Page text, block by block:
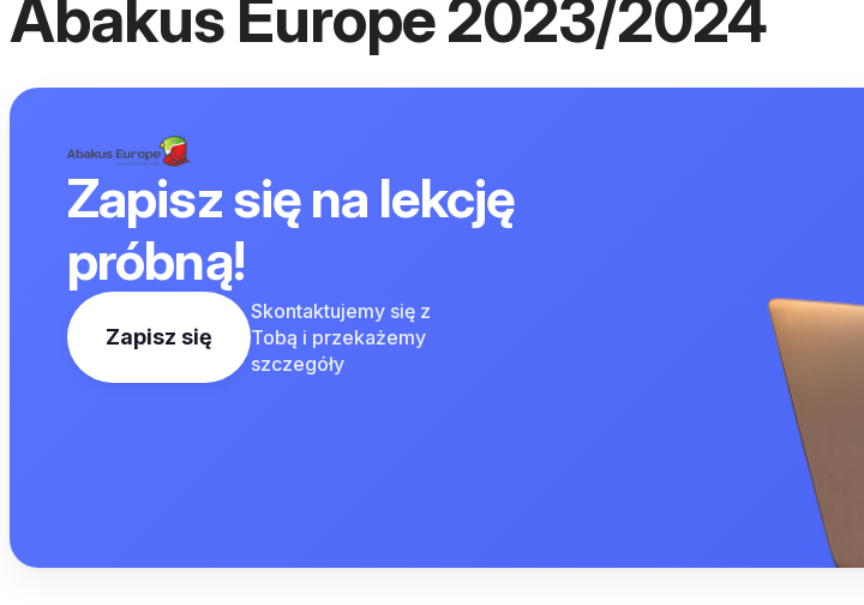
Abakus Europe 2023/2024
Zapisz się na lekcję
próbną!
Zapisz się
Skontaktujemy się z
Tobą i przekażemy
szczegóły